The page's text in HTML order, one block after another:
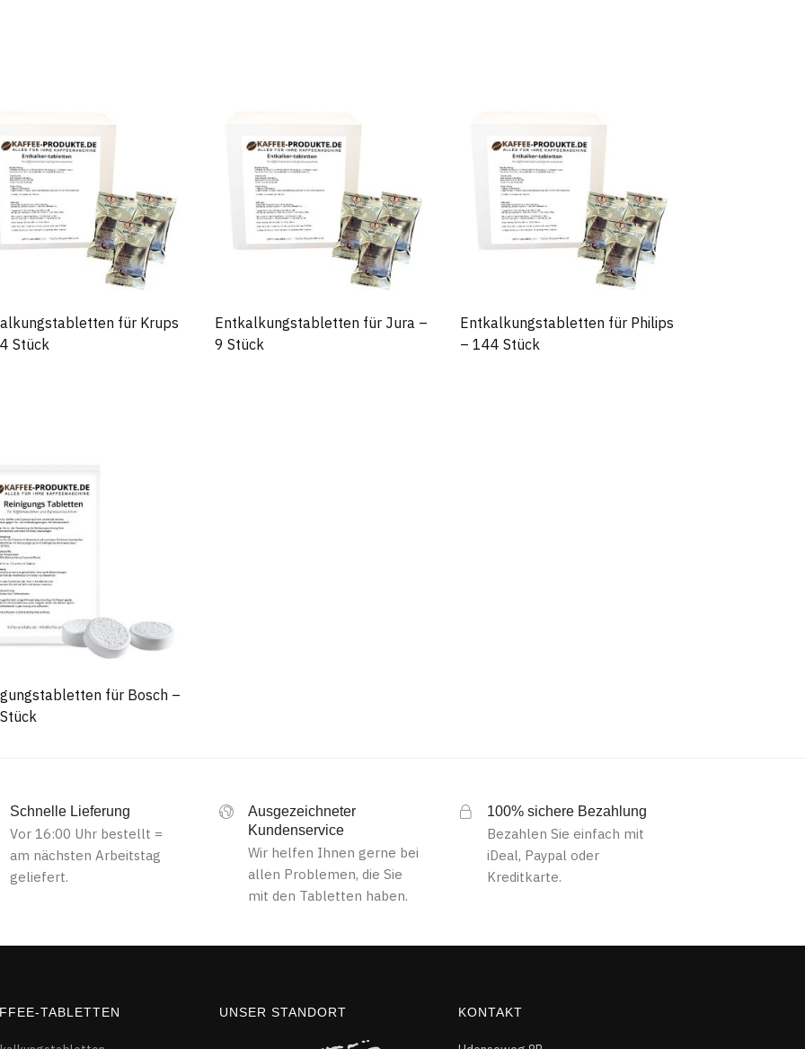
für Krups
Stück
Entkalkungstabletten für Jura –
9 Stück
Entkalkungstabletten für Philips
– 144 Stück
für Bosch –
Schnelle Lieferung
Vor 16:00 Uhr bestellt =
am nächsten Arbeitstag
geliefert.
Ausgezeichneter
Kundenservice
Wir helfen Ihnen gerne bei
allen Problemen, die Sie
mit den Tabletten haben.
100% sichere Bezahlung
Bezahlen Sie einfach mit
iDeal, Paypal oder
Kreditkarte.
TABLETTEN UNSER STANDORT KONTAKT